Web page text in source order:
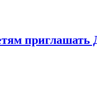
приглашать